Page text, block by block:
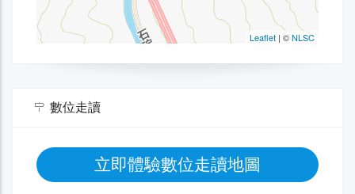
數位走讀
立即體驗數位走讀地圖